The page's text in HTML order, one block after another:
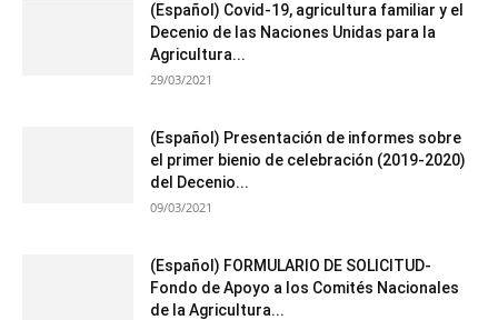
(Español) Covid-19, agricultura familiar y el
Decenio de las Naciones Unidas para la
Agricultura...
29/03/2021
(Español) Presentación de informes sobre
el primer bienio de celebración (2019-2020)
del Decenio...
09/03/2021
(Español) FORMULARIO DE SOLICITUD-
Fondo de Apoyo a los Comités Nacionales
de la Agricultura...